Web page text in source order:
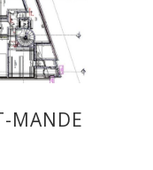
MANDE